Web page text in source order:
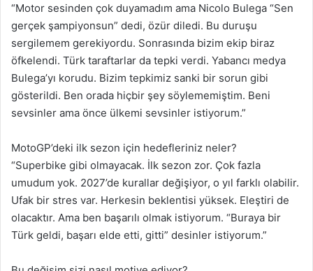
“Motor sesinden çok duyamadım ama Nicolo Bulega “Sen
gerçek şampiyonsun” dedi, özür diledi. Bu duruşu
sergilemem gerekiyordu. Sonrasında bizim ekip biraz
öfkelendi. Türk taraftarlar da tepki verdi. Yabancı medya
Bulega’yı korudu. Bizim tepkimiz sanki bir sorun gibi
gösterildi. Ben orada hiçbir şey söylememiştim. Beni
sevsinler ama önce ülkemi sevsinler istiyorum.”
MotoGP’deki ilk sezon için hedefleriniz neler?
“Superbike gibi olmayacak. İlk sezon zor. Çok fazla
umudum yok. 2027’de kurallar değişiyor, o yıl farklı olabilir.
Ufak bir stres var. Herkesin beklentisi yüksek. Eleştiri de
olacaktır. Ama ben başarılı olmak istiyorum. “Buraya bir
Türk geldi, başarı elde etti, gitti” desinler istiyorum.”